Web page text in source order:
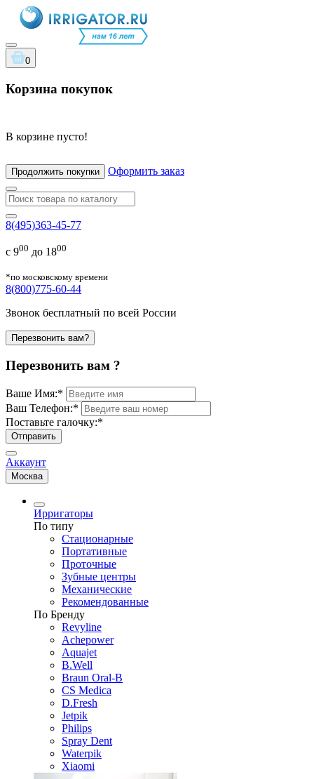
0
Корзина покупок
В корзине пусто!
Продолжить покупки Оформить заказ
8(495)363-45-77
с 900 до 1800
*по московскому времени
8(800)775-60-44
Звонок бесплатный по всей России
Перезвонить вам?
Перезвонить вам ?
Ваше Имя:*
Ваш Телефон:*
Поставьте галочку:*
Отправить
Аккаунт
Москва
Ирригаторы
По типу
Стационарные
Портативные
Проточные
Зубные центры
Механические
Рекомендованные
По Бренду
Revyline
Achepower
Aquajet
B.Well
Braun Oral-B
CS Medica
D.Fresh
Jetpik
Philips
Spray Dent
Waterpik
Xiaomi